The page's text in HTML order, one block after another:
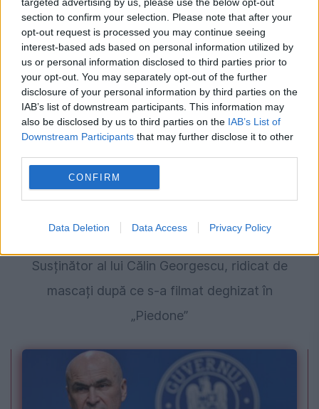
section to confirm your selection. Please note that after your
opt-out request is processed you may continue seeing
interest-based ads based on personal information utilized by
us or personal information disclosed to third parties prior to
your opt-out. You may separately opt-out of the further
disclosure of your personal information by third parties on the
IAB’s list of downstream participants. This information may
also be disclosed by us to third parties on the IAB’s List of
Downstream Participants that may further disclose it to other
CONFIRM
Data Deletion Data Access Privacy Policy
Prefectul de Timiș, acuzat că l-a menținut în
funcție pe Fritz. Piedone a depus plângere la
DNA împotriva lui
JUSTITIE
Susținător al lui Călin Georgescu, ridicat de
mascați după ce s-a filmat deghizat în
„Piedone”